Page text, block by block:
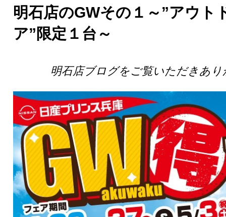
明石店のGWその１～”アウト
ア”限定１台～
明石店ブログをご覧いただきあ